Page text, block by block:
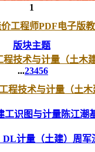
1
工程师PDF电子版
版块主题
程技术与计量（土木
...23456
程技术与计量（土木
工识图与计量陈江潮
计量（土建）周军